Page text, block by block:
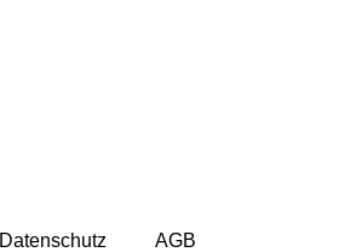
Datenschutz AGB